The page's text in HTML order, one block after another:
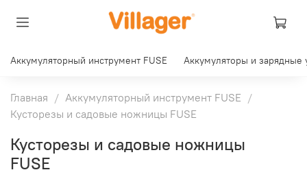
Аккумуляторный инструмент FUSE Аккумуляторы и зарядные
Главная
Аккумуляторный инструмент FUSE
Кусторезы и садовые ножницы FUSE
Кусторезы и садовые ножницы
FUSE